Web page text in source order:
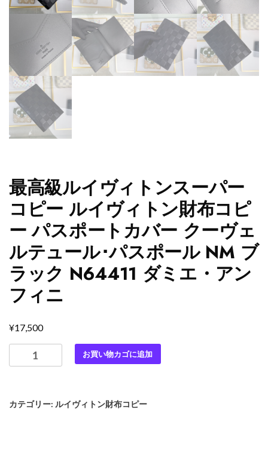
最高級ルイヴィトンスーパー
コピー ルイヴィトン財布コピ
ー パスポートカバー クーヴェ
ルテュール･パスポール NM ブ
ラック N64411 ダミエ・アン
フィニ
¥17,500
高
イ
お買い物カゴに追加
カテゴリー: ルイヴィトン財布コピー